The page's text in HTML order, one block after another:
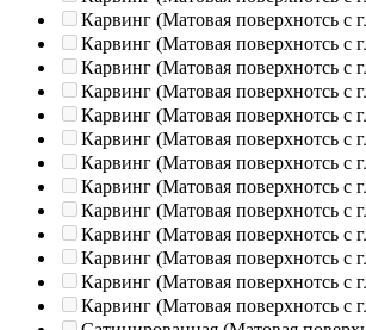
Карвинг (Матовая поверхнотсь с
Карвинг (Матовая поверхнотсь с
Карвинг (Матовая поверхнотсь с
Карвинг (Матовая поверхнотсь с
Карвинг (Матовая поверхнотсь с
Карвинг (Матовая поверхнотсь с
Карвинг (Матовая поверхнотсь с
Карвинг (Матовая поверхнотсь с
Карвинг (Матовая поверхнотсь с
Карвинг (Матовая поверхнотсь с
Карвинг (Матовая поверхнотсь с
Карвинг (Матовая поверхнотсь с
Карвинг (Матовая поверхнотсь с